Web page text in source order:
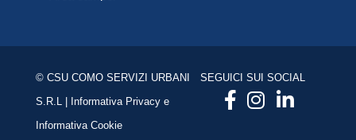
© CSU COMO SERVIZI URBANI
S.R.L | Informativa Privacye
Informativa Cookie
SEGUICI SUI SOCIAL